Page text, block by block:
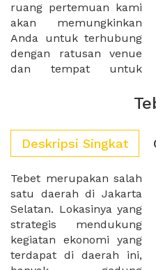
ruang pertemuan kami
akan memungkinkan
Anda untuk terhubung
dengan ratusan venue
dan tempat untuk
memungkinkan Anda
mengurutkan tempat
berdasarkan harga atau
Deskripsi Singkat
Tebet merupakan salah
satu daerah di Jakarta
Selatan. Lokasinya yang
strategis mendukung
kegiatan ekonomi yang
terdapat di daerah ini,
meeting, sewa kantor
tebet, coworking space
tebet, meeting package
tebet, dan juga virtual
office tebet dengan
harga terjangkau dan